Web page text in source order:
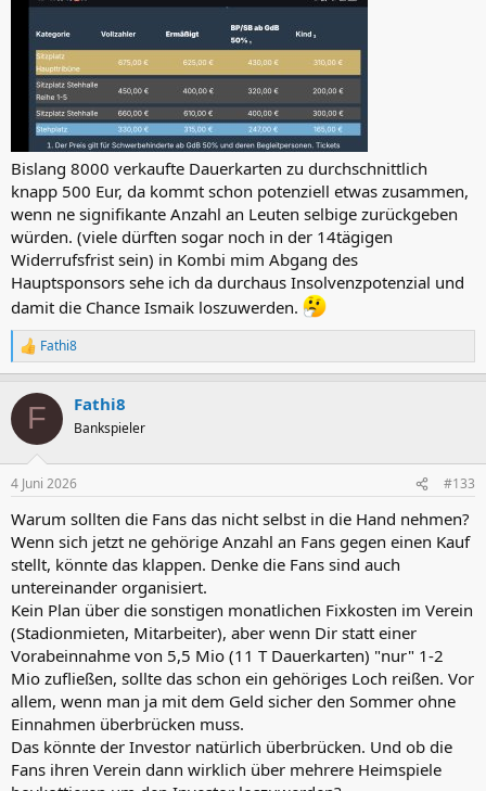
Bislang 8000 verkaufte Dauerkarten zu durchschnittlich
knapp 500 Eur, da kommt schon potenziell etwas zusammen,
wenn ne signifikante Anzahl an Leuten selbige zurückgeben
würden. (viele dürften sogar noch in der 14tägigen
Widerrufsfrist sein) in Kombi mim Abgang des
Hauptsponsors sehe ich da durchaus Insolvenzpotenzial und
damit die Chance Ismaik loszuwerden.
R
e
k
i
e
:
Fathi8
F Fathi8
Bankspieler
4 Juni 2026 #133
Warum sollten die Fans das nicht selbst in die Hand nehmen?
Wenn sich jetzt ne gehörige Anzahl an Fans gegen einen Kauf
stellt, könnte das klappen. Denke die Fans sind auch
untereinander organisiert.
Kein Plan über die sonstigen monatlichen Fixkosten im Verein
(Stadionmieten, Mitarbeiter), aber wenn Dir statt einer
Vorabeinnahme von 5,5 Mio (11 T Dauerkarten) "nur" 1-2
Mio zufließen, sollte das schon ein gehöriges Loch reißen. Vor
allem, wenn man ja mit dem Geld sicher den Sommer ohne
Einnahmen überbrücken muss.
Das könnte der Investor natürlich überbrücken. Und ob die
Fans ihren Verein dann wirklich über mehrere Heimspiele